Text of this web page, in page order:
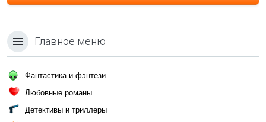
Главное меню
Фантастика и фэнтези
Любовные романы
Детективы и триллеры